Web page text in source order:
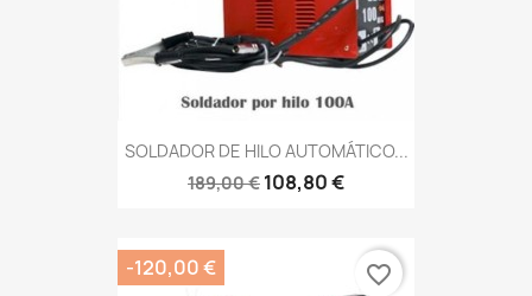
SOLDADOR DE HILO AUTOMÁTICO...
189,00 € 108,80 €
-120,00 € favorite_border